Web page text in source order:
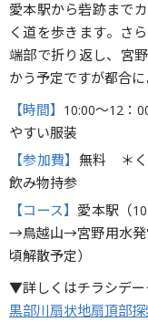
愛本駅から砦跡まで
く道を歩きます。さ
端部で折り返し、宮
かう予定ですが都合
【時間】 10:00〜12
やすい服装
【参加費】 無料 ＊く
飲み物持参
【コース】 愛本駅（
→鳥越山→宮野用水
頃解散予定）
▼詳しくはチラシデー
黒部川扇状地扇頂部